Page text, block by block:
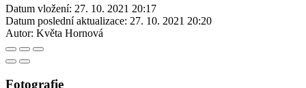
Datum vložení: 27. 10. 2021 20:17
Datum poslední aktualizace: 27. 10. 2021 20:20
Autor: Květa Hornová
Fotografie